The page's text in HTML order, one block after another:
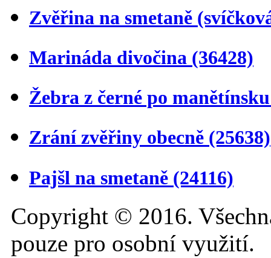
Zvěřina na smetaně
Marináda divočina (36428)
Žebra z černé po
Zrání zvěřiny obecně (25638)
Pajšl na smetaně (24116)
Copyright © 2016.
pouze pro osobní využití.